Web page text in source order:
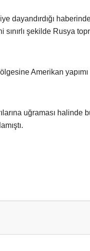
dayandırdığı
şekilde Rusya
Amerikan yapımı
uğraması halinde